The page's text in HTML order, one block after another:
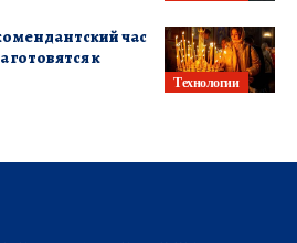
Технологии
час
готовятся к